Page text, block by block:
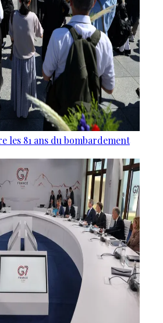
les 81 ans du bombardement